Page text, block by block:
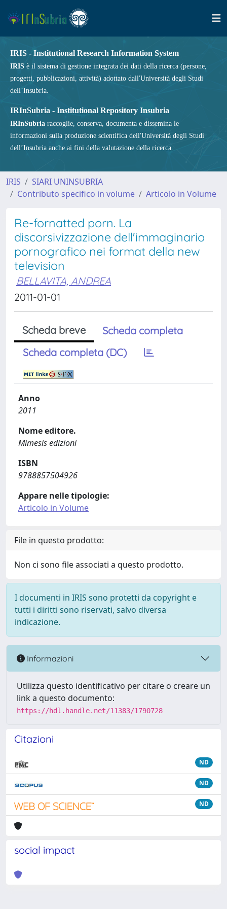
IRIS - Institutional Research Information System
IRIS è il sistema di gestione integrata dei dati della ricerca (persone,
progetti, pubblicazioni, attività) adottato dall'Università degli Studi
dell’Insubria.
IRInSubria - Institutional Repository Insubria
IRInSubria raccoglie, conserva, documenta e dissemina le
informazioni sulla produzione scientifica dell'Università degli Studi
dell’Insubria anche ai fini della valutazione della ricerca.
IRIS
SIARI UNINSUBRIA
Contributo specifico in volume
Articolo in Volume
Re-fornatted porn. La
discorsivizzazione dell'immaginario
pornografico nei format della new
television
BELLAVITA, ANDREA
2011-01-01
Scheda breve
Scheda completa
Scheda completa (DC)
Anno
2011
Nome editore.
Mimesis edizioni
ISBN
9788857504926
Appare nelle tipologie:
Articolo in Volume
File in questo prodotto:
Non ci sono file associati a questo prodotto.
I documenti in IRIS sono protetti da copyright e
tutti i diritti sono riservati, salvo diversa
indicazione.
Informazioni
Utilizza questo identificativo per citare o creare un
link a questo documento:
https://hdl.handle.net/11383/1790728
Citazioni
ND
ND
ND
social impact